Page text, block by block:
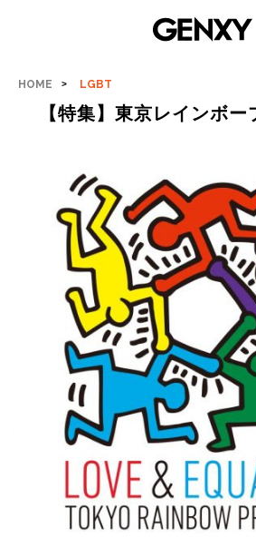
HOME LGBT
【特集】東京レインボ